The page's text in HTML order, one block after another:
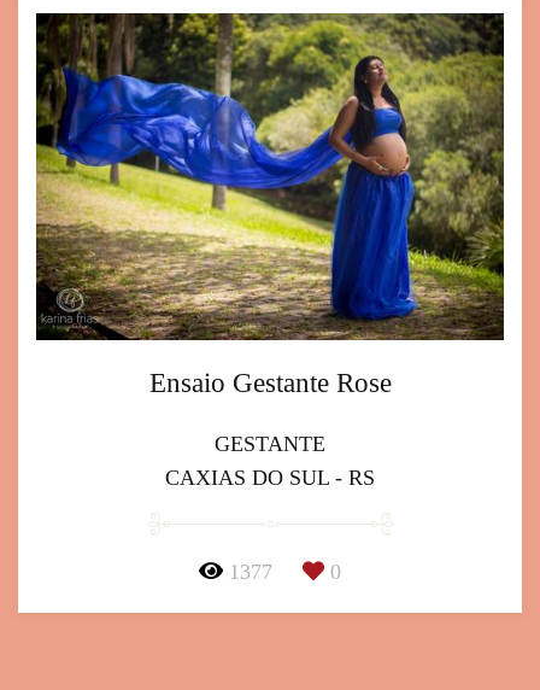
Ensaio Gestante Rose
GESTANTE
CAXIAS DO SUL - RS
1377 0